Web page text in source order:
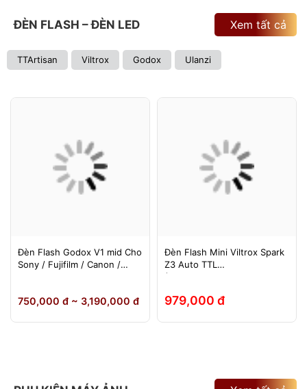
ĐÈN FLASH – ĐÈN LED
TTArtisan Viltrox Godox Ulanzi
Xem tất cả
Đèn Flash Godox V1 mid Cho
Sony / Fujifilm / Canon /
750,000 đ ~ 3,190,000 đ
Đèn Flash Mini Viltrox Spark
Z3 Auto TTL
(Fuji/Sony/Canon/Nikon)
979,000 đ